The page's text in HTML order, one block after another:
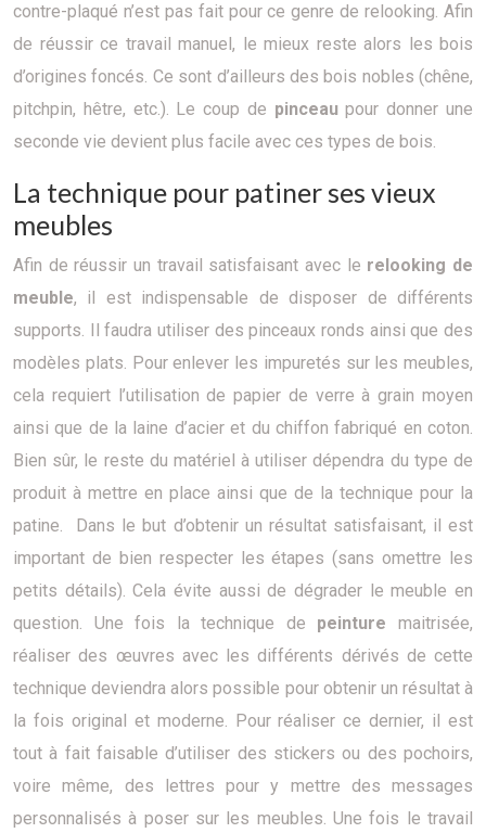
contre-plaqué n’est pas fait pour ce genre de relooking. Afin
de réussir ce travail manuel, le mieux reste alors les bois
d’origines foncés. Ce sont d’ailleurs des bois nobles (chêne,
pitchpin, hêtre, etc.). Le coup de pinceaupour donner une
seconde vie devient plus facile avec ces types de bois.
La technique pour patiner ses vieux
meubles
Afin de réussir un travail satisfaisant avec le relooking de
meuble, il est indispensable de disposer de différents
supports. Il faudra utiliser des pinceaux ronds ainsi que des
modèles plats. Pour enlever les impuretés sur les meubles,
cela requiert l’utilisation de papier de verre à grain moyen
ainsi que de la laine d’acier et du chiffon fabriqué en coton.
Bien sûr, le reste du matériel à utiliser dépendra du type de
produit à mettre en place ainsi que de la technique pour la
patine. Dans le but d’obtenir un résultat satisfaisant, il est
important de bien respecter les étapes (sans omettre les
petits détails). Cela évite aussi de dégrader le meuble en
question. Une fois la technique de peinture maitrisée,
réaliser des œuvres avec les différents dérivés de cette
technique deviendra alors possible pour obtenir un résultat à
la fois original et moderne. Pour réaliser ce dernier, il est
tout à fait faisable d’utiliser des stickers ou des pochoirs,
voire même, des lettres pour y mettre des messages
personnalisés à poser sur les meubles. Une fois le travail